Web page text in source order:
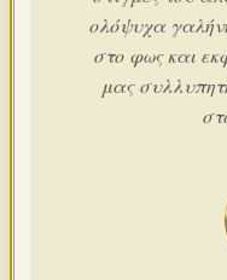
ολόψυχα
στο φως και
μας